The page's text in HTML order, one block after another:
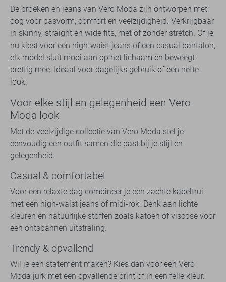
De broeken en jeans van Vero Moda zijn ontworpen met
oog voor pasvorm, comfort en veelzijdigheid. Verkrijgbaar
in skinny, straight en wide fits, met of zonder stretch. Of je
nu kiest voor een high-waist jeans of een casual pantalon,
elk model sluit mooi aan op het lichaam en beweegt
prettig mee. Ideaal voor dagelijks gebruik of een nette
look.
Voor elke stijl en gelegenheid een Vero
Moda look
Met de veelzijdige collectie van Vero Moda stel je
eenvoudig een outfit samen die past bij je stijl en
gelegenheid.
Casual & comfortabel
Voor een relaxte dag combineer je een zachte kabeltrui
met een high-waist jeans of midi-rok. Denk aan lichte
kleuren en natuurlijke stoffen zoals katoen of viscose voor
een ontspannen uitstraling.
Trendy & opvallend
Wil je een statement maken? Kies dan voor een Vero
Moda jurk met een opvallende print of in een felle kleur.